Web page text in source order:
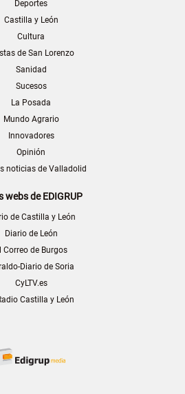
Deportes
Castilla y León
Cultura
de San Lorenzo
Sanidad
Sucesos
La Posada
Mundo Agrario
Innovadores
Opinión
noticias de Valladolid
webs de EDIGRUP
de Castilla y León
Diario de León
Correo de Burgos
Diario de Soria
CyLTV.es
Castilla y León